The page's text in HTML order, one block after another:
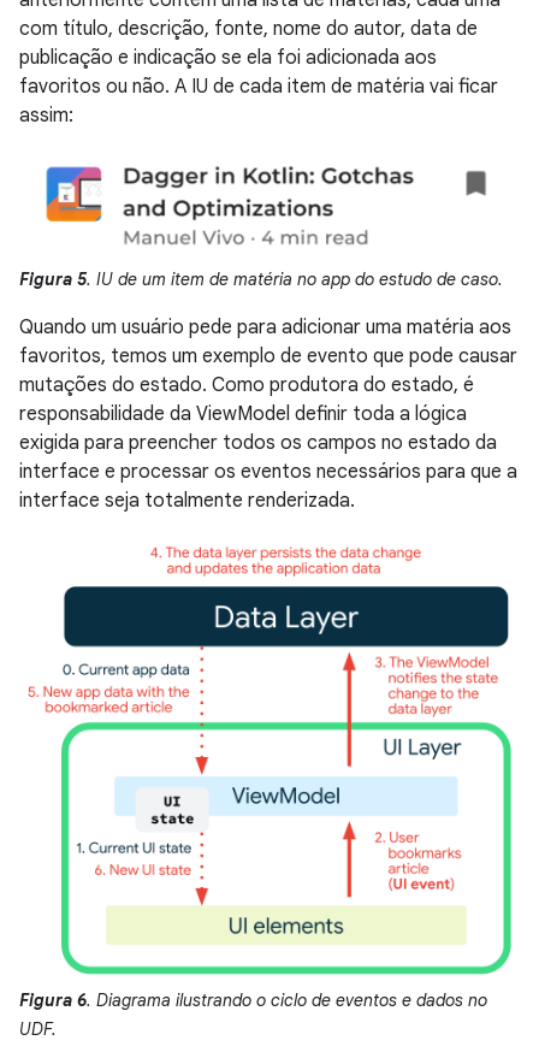
com título, descrição, fonte, nome do autor, data de
publicação e indicação se ela foi adicionada aos
favoritos ou não. A IU de cada item de matéria vai ficar
assim:
Figura 5. IU de um item de matéria no app do estudo de caso.
Quando um usuário pede para adicionar uma matéria aos
favoritos, temos um exemplo de evento que pode causar
mutações do estado. Como produtora do estado, é
responsabilidade da ViewModel definir toda a lógica
exigida para preencher todos os campos no estado da
interface e processar os eventos necessários para que a
interface seja totalmente renderizada.
Figura 6. Diagrama ilustrando o ciclo de eventos e dados no
UDF.